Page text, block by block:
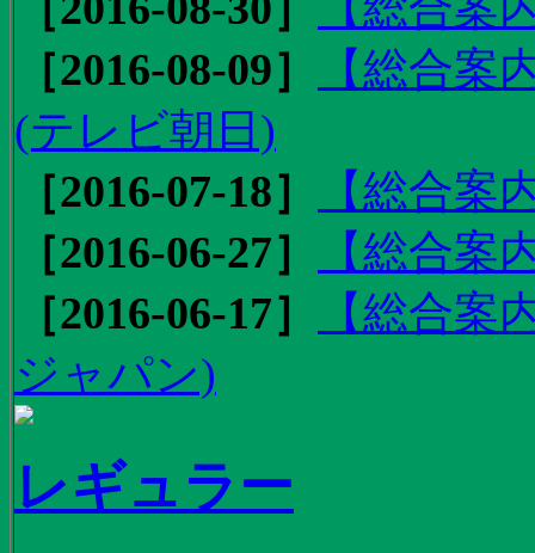
［2016-08-09］
【総合
(テレビ朝日)
［2016-07-18］
【総合案
［2016-06-27］
【総合案
［2016-06-17］
【総合
ジャパン)
レギュラー